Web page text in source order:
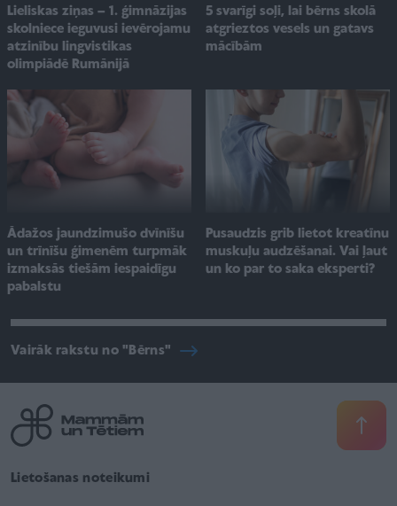
Lieliskas ziņas – 1. ģimnāzijas
skolniece ieguvusi ievērojamu
atzinību lingvistikas
olimpiādē Rumānijā
5 svarīgi soļi, lai bērns skolā
atgrieztos vesels un gatavs
mācībām
Ādažos jaundzimušo dvīnīšu
un trīnīšu ģimenēm turpmāk
izmaksās tiešām iespaidīgu
pabalstu
Pusaudzis grib lietot kreatīnu
muskuļu audzēšanai. Vai ļaut
un ko par to saka eksperti?
Vairāk rakstu no "Bērns"
Lietošanas noteikumi